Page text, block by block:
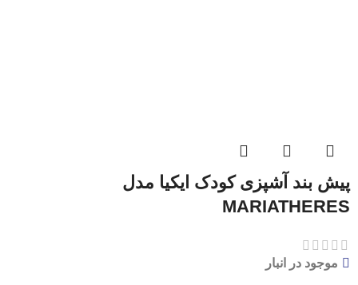
پیش بند آشپزی کودک ایکیا مدل
MARIATHERES
موجود در انبار